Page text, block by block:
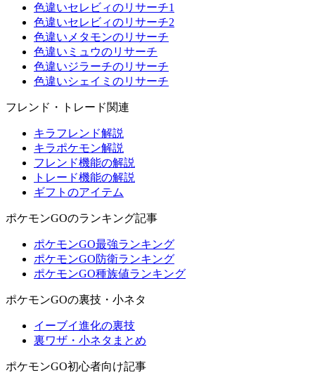
色違いセレビィのリサーチ1
色違いセレビィのリサーチ2
色違いメタモンのリサーチ
色違いミュウのリサーチ
色違いジラーチのリサーチ
色違いシェイミのリサーチ
フレンド・トレード関連
キラフレンド解説
キラポケモン解説
フレンド機能の解説
トレード機能の解説
ギフトのアイテム
ポケモンGOのランキング記事
ポケモンGO最強ランキング
ポケモンGO防衛ランキング
ポケモンGO種族値ランキング
ポケモンGOの裏技・小ネタ
イーブイ進化の裏技
裏ワザ・小ネタまとめ
ポケモンGO初心者向け記事